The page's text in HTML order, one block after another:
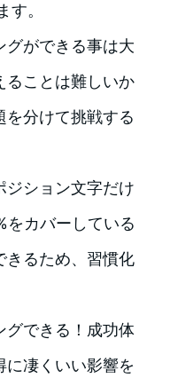
。
グができる事は大
ることは難しいか
を分けて挑戦する
ジション文字だけ
をカバーしている
きるため、習慣化
グできる！成功体
凄くいい影響を